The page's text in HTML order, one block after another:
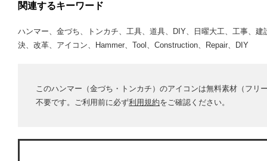
関連するキーワード
ハンマー、金づち、トンカチ、工具、道具、DIY、日曜大工、工事、
決、改革、アイコン、Hammer、Tool、Construction、Repair、DIY
このハンマー（金づち・トンカチ）のアイコンは無料素材（フ
不要です。ご利用前に必ず利用規約をご確認ください。